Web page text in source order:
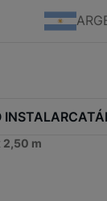
INSTALAR
2,50 m